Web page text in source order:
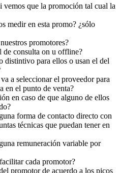
vemos que la promoción tal cual la
medir en esta promo? ¿sólo
promotores?
de consulta on u offline?
distintivo para ellos o usan el del
a seleccionar el proveedor para
en el punto de venta?
en caso de que alguno de ellos
forma de contacto directo con
técnicas que puedan tener en
remuneración variable por
cada promotor?
promotor de acuerdo a los picos